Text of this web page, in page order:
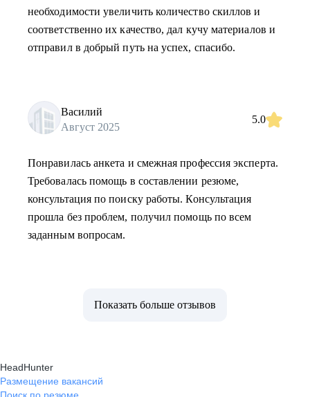
необходимости увеличить количество скиллов и
соответственно их качество, дал кучу материалов и
отправил в добрый путь на успех, спасибо.
Василий
Август 2025
5.0
Понравилась анкета и смежная профессия эксперта.
Требовалась помощь в составлении резюме,
консультация по поиску работы. Консультация
прошла без проблем, получил помощь по всем
заданным вопросам.
Показать больше отзывов
HeadHunter
Размещение вакансий